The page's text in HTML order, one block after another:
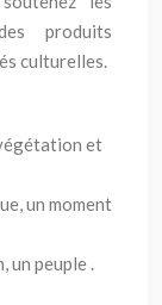
produits
culturelles.
et
un moment
un peuple .